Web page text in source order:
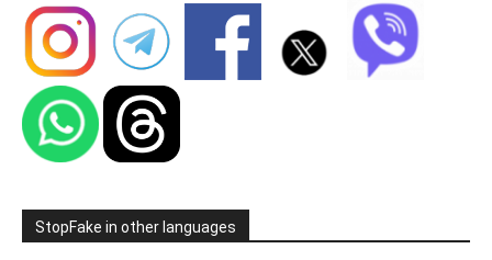
StopFake in other languages